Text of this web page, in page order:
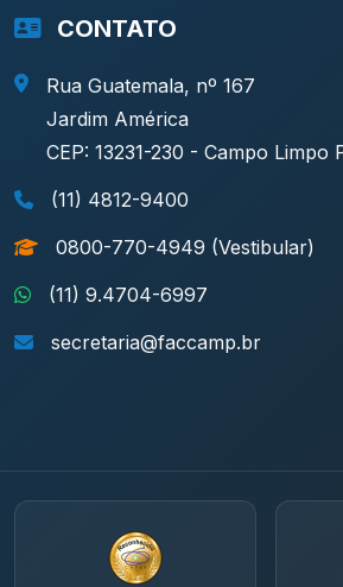
CONTATO
Rua Guatemala, nº 167
Jardim América
CEP: 13231-230 - Campo Limpo
(11) 4812-9400
0800-770-4949 (Vestibular)
(11) 9.4704-6997
secretaria@faccamp.br